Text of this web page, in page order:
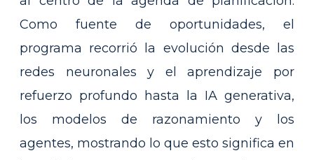
Como fuente de oportunidades, el
programa recorrió la evolución desde las
redes neuronales y el aprendizaje por
refuerzo profundo hasta la IA generativa,
los modelos de razonamiento y los
agentes, mostrando lo que esto significa en